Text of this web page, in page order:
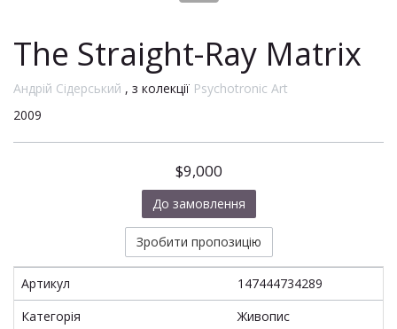
The Straight-Ray Matrix
Андрій Сідерський , з колекції Psychotronic Art
2009
$9,000
До замовлення
Зробити пропозицію
Артикул
147444734289
Категорія
Живопис